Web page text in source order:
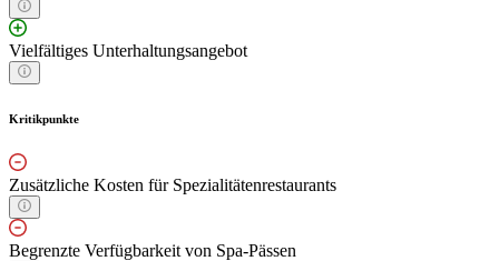
Vielfältiges Unterhaltungsangebot
Kritikpunkte
Zusätzliche Kosten für Spezialitätenrestaurants
Begrenzte Verfügbarkeit von Spa-Pässen